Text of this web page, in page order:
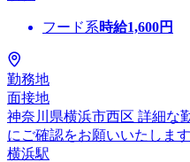
フード系時給1,600円
勤務地
面接地
神奈川県横浜市西区 詳細な
にご確認をお願いいたします
横浜駅